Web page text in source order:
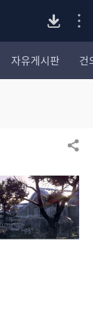
다
운
자유게시판 건
공유하기